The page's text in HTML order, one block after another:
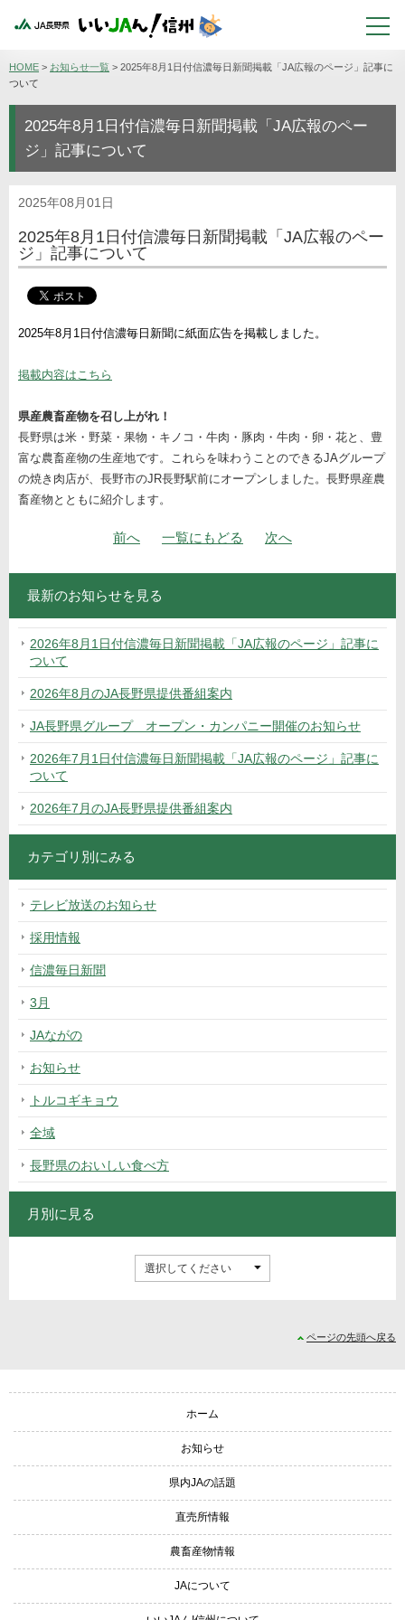
HOME > お知らせ一覧 > 2025年8月1日付信濃毎日新聞掲載「JA広報のページ」記事に
ついて
2025年8月1日付信濃毎日新聞掲載「JA広報のペー
ジ」記事について
2025年08月01日
2025年8月1日付信濃毎日新聞掲載「JA広報のペー
ジ」記事について
2025年8月1日付信濃毎日新聞に紙面広告を掲載しました。
掲載内容はこちら
県産農畜産物を召し上がれ！
長野県は米・野菜・果物・キノコ・牛肉・豚肉・牛肉・卵・花と、豊
富な農畜産物の生産地です。これらを味わうことのできるJAグループ
の焼き肉店が、長野市のJR長野駅前にオープンしました。長野県産農
畜産物とともに紹介します。
ナビゲーション
«
前の
稿
へ 一覧にもどる 次の
へ
最新のお知らせを見る
2026年8月1日付信濃毎日新聞掲載「JA広報のページ」記事に
ついて
2026年8月のJA長野県提供番組案内
JA長野県グループ オープン・カンパニー開催のお知らせ
2026年7月1日付信濃毎日新聞掲載「JA広報のページ」記事に
ついて
2026年7月のJA長野県提供番組案内
カテゴリ別にみる
テレビ放送のお知らせ
採用情報
信濃毎日新聞
3月
JAながの
お知らせ
トルコギキョウ
全域
長野県のおいしい食べ方
月別に見る
サイトナビゲーション
ホーム
お知らせ
県内JAの話題
直売所情報
農畜産物情報
JAについて
ページの先頭へ戻る